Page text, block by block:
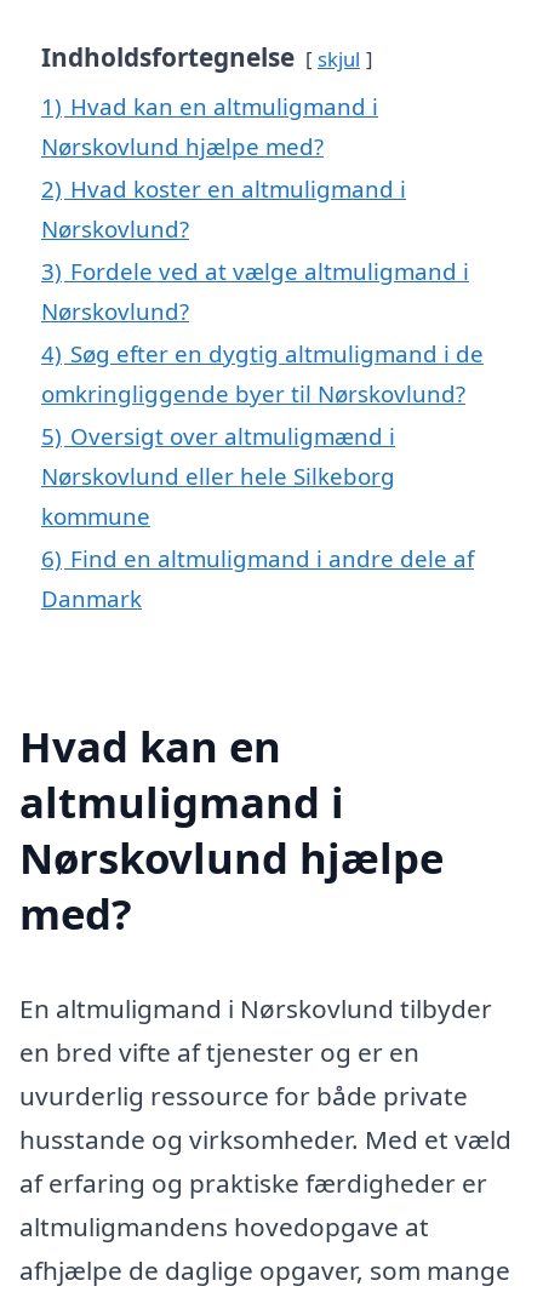
Indholdsfortegnelse skjul
1) Hvad kan en altmuligmand i
Nørskovlund hjælpe med?
2) Hvad koster en altmuligmand i
Nørskovlund?
3) Fordele ved at vælge altmuligmand i
Nørskovlund?
4) Søg efter en dygtig altmuligmand i de
omkringliggende byer til Nørskovlund?
5) Oversigt over altmuligmænd i
Nørskovlund eller hele Silkeborg
kommune
6) Find en altmuligmand i andre dele af
Danmark
Hvad kan en
altmuligmand i
Nørskovlund hjælpe
med?
En altmuligmand i Nørskovlund tilbyder
en bred vifte af tjenester og er en
uvurderlig ressource for både private
husstande og virksomheder. Med et væld
af erfaring og praktiske færdigheder er
altmuligmandens hovedopgave at
afhjælpe de daglige opgaver, som mange